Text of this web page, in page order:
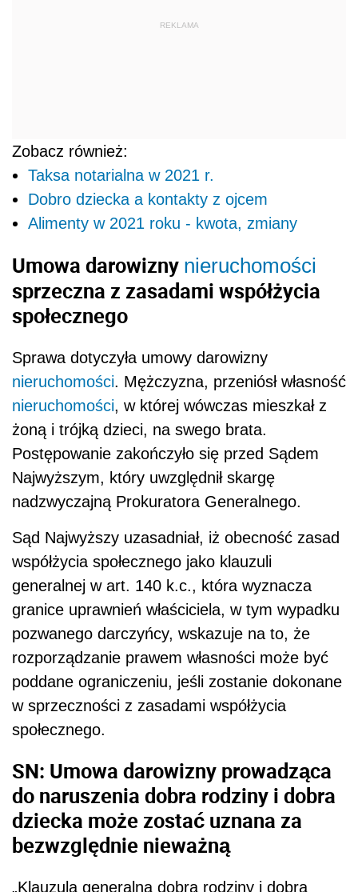
REKLAMA
Zobacz również:
Taksa notarialna w 2021 r.
Dobro dziecka a kontakty z ojcem
Alimenty w 2021 roku - kwota, zmiany
Umowa darowizny nieruchomości
sprzeczna z zasadami współżycia
społecznego
Sprawa dotyczyła umowy darowizny
nieruchomości. Mężczyzna, przeniósł własność
nieruchomości, w której wówczas mieszkał z
żoną i trójką dzieci, na swego brata.
Postępowanie zakończyło się przed Sądem
Najwyższym, który uwzględnił skargę
nadzwyczajną Prokuratora Generalnego.
Sąd Najwyższy uzasadniał, iż obecność zasad
współżycia społecznego jako klauzuli
generalnej w art. 140 k.c., która wyznacza
granice uprawnień właściciela, w tym wypadku
pozwanego darczyńcy, wskazuje na to, że
rozporządzanie prawem własności może być
poddane ograniczeniu, jeśli zostanie dokonane
w sprzeczności z zasadami współżycia
społecznego.
SN: Umowa darowizny prowadząca
do naruszenia dobra rodziny i dobra
dziecka może zostać uznana za
bezwzględnie nieważną
„Klauzula generalna dobra rodziny i dobra